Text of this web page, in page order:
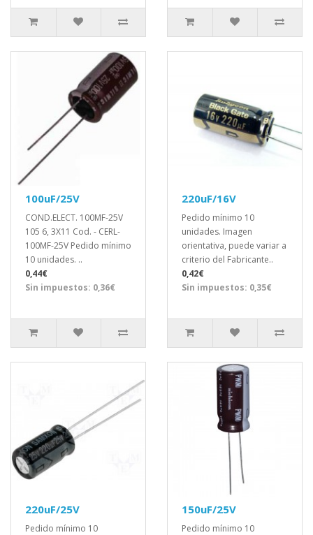
100uF/25V
COND.ELECT. 100MF-25V
105 6, 3X11 Cod. - CERL-
100MF-25V Pedido mínimo
10 unidades. ..
0,44€
Sin impuestos: 0,36€
220uF/16V
Pedido mínimo 10
unidades. Imagen
orientativa, puede variar a
criterio del Fabricante..
0,42€
Sin impuestos: 0,35€
220uF/25V
Pedido mínimo 10
150uF/25V
Pedido mínimo 10